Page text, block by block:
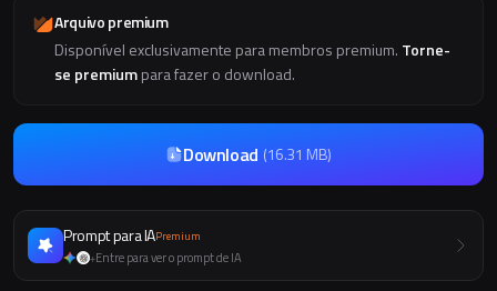
Arquivo premium
Disponível exclusivamente para membros premium. Torne-
se premiumpara fazer o download.
Download (16.31 MB)
Prompt para IAPremium
+Entre para ver o prompt de IA